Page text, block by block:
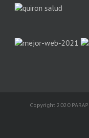
Copyright 2020